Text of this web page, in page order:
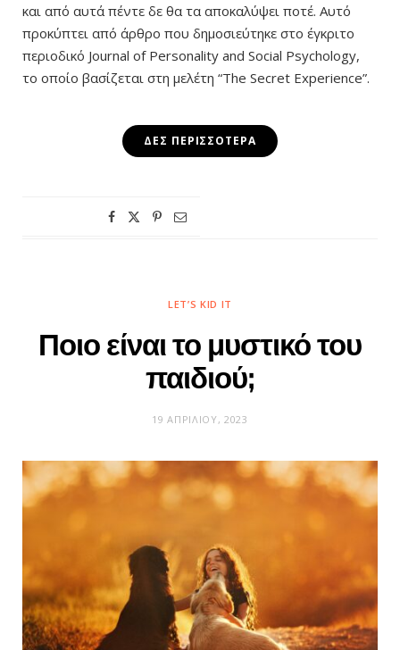
και από αυτά πέντε δε θα τα αποκαλύψει ποτέ. Αυτό
προκύπτει από άρθρο που δημοσιεύτηκε στο έγκριτο
περιοδικό Journal of Personality and Social Psychology,
το οποίο βασίζεται στη μελέτη “The Secret Experience”.
ΔΕΣ ΠΕΡΙΣΣΌΤΕΡΑ
LET’S KID IT
Ποιο είναι το μυστικό του
παιδιού;
19 ΑΠΡΙΛΊΟΥ, 2023